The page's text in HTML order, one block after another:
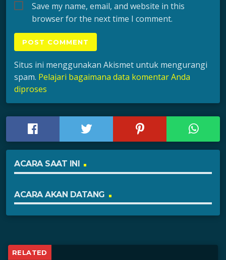
Save my name, email, and website in this
browser for the next time I comment.
Situs ini menggunakan Akismet untuk mengurangi
spam. Pelajari bagaimana data komentar Anda
diproses
ACARA SAAT INI
ACARA AKAN DATANG
RELATED